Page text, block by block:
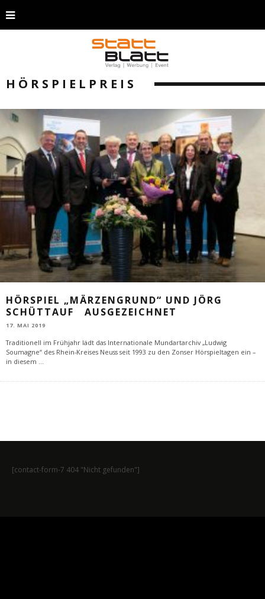
HÖRSPIELPREIS
HÖRSPIEL „MÄRZENGRUND“ UND JÖRG
SCHÜTTAUF AUSGEZEICHNET
17. MAI 2019
Traditionell im Frühjahr lädt das Internationale Mundartarchiv „Ludwig
Soumagne“ des Rhein-Kreises Neuss seit 1993 zu den Zonser Hörspieltagen ein –
in diesem ...
[contact-form-7 404 "Nicht gefunden"]